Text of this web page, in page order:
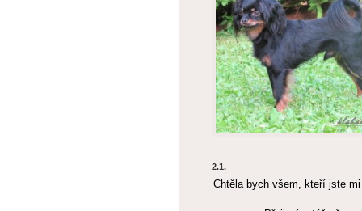
2.1.
Chtěla bych všem, kteří jste